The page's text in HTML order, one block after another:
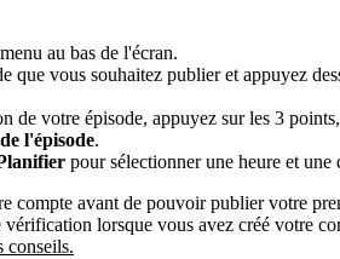
au bas de l'écran.
que vous souhaitez publier et appuyez
de votre épisode, appuyez sur les 3
l'épisode.
pour sélectionner une heure et une
compte avant de pouvoir publier votre
lorsque vous avez créé votre
conseils.